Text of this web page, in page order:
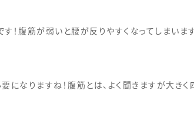
！腹筋が弱いと腰が反りやすくなってしまいま
になりますね！腹筋とは、よく聞きますが大き